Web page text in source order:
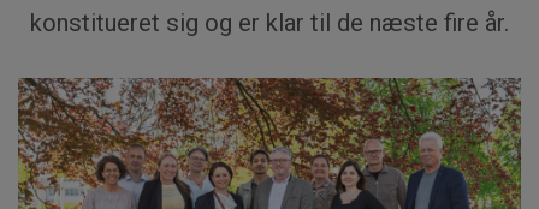
konstitueret sig og er klar til de næste fire år.